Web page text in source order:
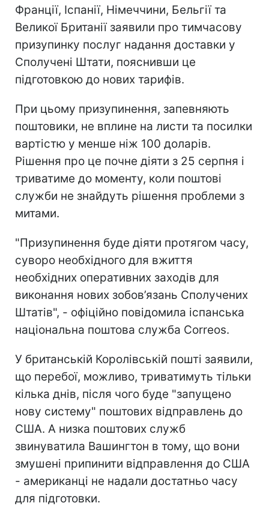
Франції, Іспанії, Німеччини, Бельгії та
Великої Британії заявили про тимчасову
призупинку послуг надання доставки у
Сполучені Штати, пояснивши це
підготовкою до нових тарифів.
При цьому призупинення, запевняють
поштовики, не вплине на листи та посилки
вартістю у менше ніж 100 доларів.
Рішення про це почне діяти з 25 серпня і
триватиме до моменту, коли поштові
служби не знайдуть рішення проблеми з
митами.
"Призупинення буде діяти протягом часу,
суворо необхідного для вжиття
необхідних оперативних заходів для
виконання нових зобов’язань Сполучених
Штатів", - офіційно повідомила іспанська
національна поштова служба Correos.
У британській Королівській пошті заявили,
що перебої, можливо, триватимуть тільки
кілька днів, після чого буде "запущено
нову систему" поштових відправлень до
США. А низка поштових служб
звинуватила Вашингтон в тому, що вони
змушені припинити відправлення до США
- американці не надали достатньо часу
для підготовки.